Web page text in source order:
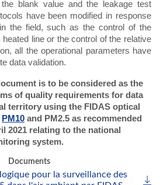
blank value and the leakage test
have been modified in response
the field, such as the control of the
line or the control of the relative
all the operational parameters have
data validation.
is to be considered as the
of quality requirements for data
territory using the FIDAS optical
PM10 and PM2.5 as recommended
2021 relating to the national
system.
Documents
pour la surveillance des